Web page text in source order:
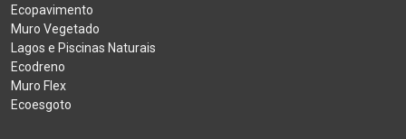
Ecopavimento
Muro Vegetado
Lagos e Piscinas Naturais
Ecodreno
Muro Flex
Ecoesgoto